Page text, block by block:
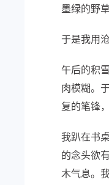
墨绿的野
于是我用
午后的积
肉模糊。
复的笔锋
我趴在书
的念头欲
木气息。